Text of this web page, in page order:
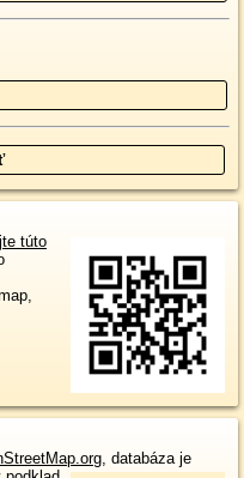
túto
, databáza je